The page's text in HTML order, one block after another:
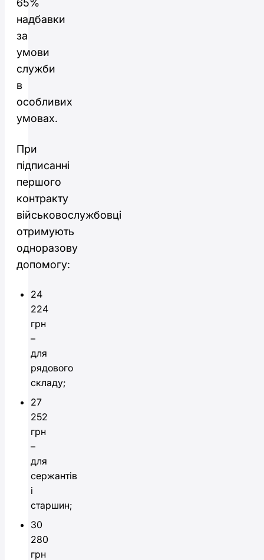
65%
надбавки
за
умови
служби
в
особливих
умовах.
При
підписанні
першого
контракту
військовослужбовці
отримують
одноразову
допомогу:
24
224
грн
–
для
рядового
складу;
27
252
грн
–
для
сержантів
і
старшин;
30
280
грн